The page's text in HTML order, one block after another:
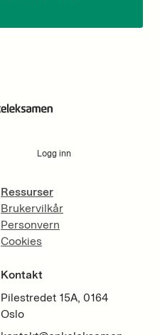
Logg inn
Ressurser
Brukervilkår
Personvern
Cookies
Kontakt
Pilestredet 15A, 0164
Oslo